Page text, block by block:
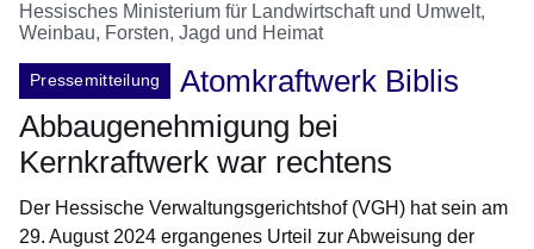
Hessisches Ministerium für Landwirtschaft und Umwelt,
Weinbau, Forsten, Jagd und Heimat
Pressemitteilung
Atomkraftwerk Biblis
Abbaugenehmigung bei
Kernkraftwerk war rechtens
Der Hessische Verwaltungsgerichtshof (VGH) hat sein am
29. August 2024 ergangenes Urteil zur Abweisung der